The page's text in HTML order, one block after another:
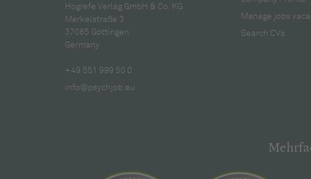
Hogrefe Verlag GmbH & Co. KG
Merkelstraße 3
37085 Göttingen
Germany
+49 551 999 50 0
info@psychjob.eu
Manage jobs
Search CVs